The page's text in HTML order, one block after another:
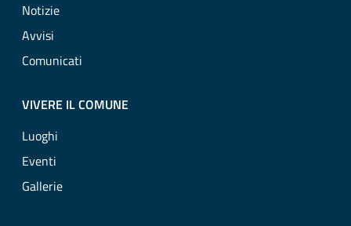
Notizie
Avvisi
Comunicati
VIVERE IL COMUNE
Luoghi
Eventi
Gallerie